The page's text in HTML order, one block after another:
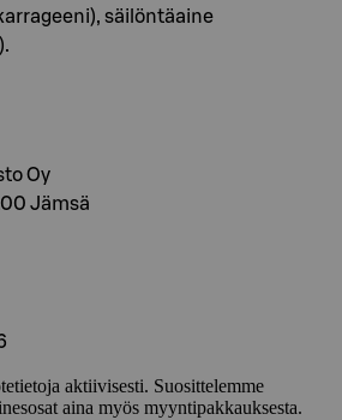
säilöntäaine
Oy
Jämsä
aktiivisesti. Suosittelemme
aina myös myyntipakkauksesta.